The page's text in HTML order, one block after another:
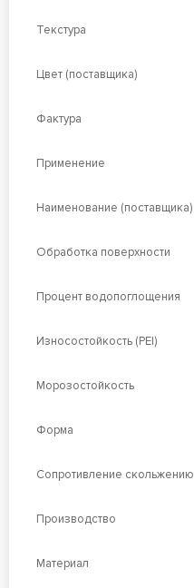
Текстура
Цвет (поставщика)
Фактура
Применение
Наименование (поставщика)
Обработка поверхности
Процент водопоглощения
Износостойкость (PEI)
Морозостойкость
Форма
Сопротивление скольжению
Производство
Материал